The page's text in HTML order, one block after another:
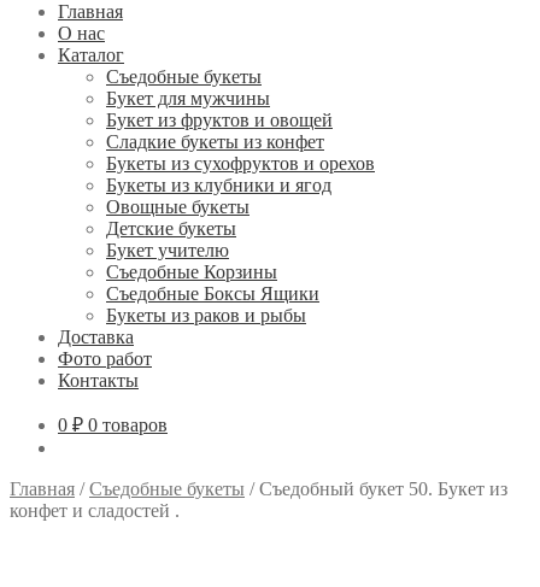
Главная
О нас
Каталог
Съедобные букеты
Букет для мужчины
Букет из фруктов и овощей
Сладкие букеты из конфет
Букеты из сухофруктов и орехов
Букеты из клубники и ягод
Овощные букеты
Детские букеты
Букет учителю
Съедобные Корзины
Съедобные Боксы Ящики
Букеты из раков и рыбы
Доставка
Фото работ
Контакты
0 ₽ 0 товаров
Главная /Съедобные букеты /Съедобный букет 50. Букет из
конфет и сладостей .